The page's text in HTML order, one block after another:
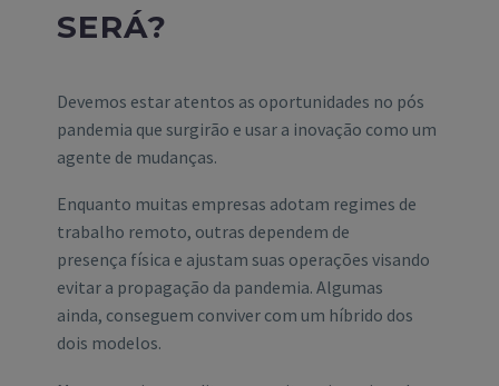
SERÁ?
Devemos estar atentos as oportunidades no pós
pandemia que surgirão e usar a inovação como um
agente de mudanças.
Enquanto muitas empresas adotam regimes de
trabalho remoto, outras dependem de
presença física e ajustam suas operações visando
evitar a propagação da pandemia. Algumas
ainda, conseguem conviver com um híbrido dos
dois modelos.